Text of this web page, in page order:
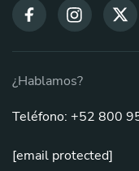
¿Hablamos?
Teléfono: +52 800
[email protected]